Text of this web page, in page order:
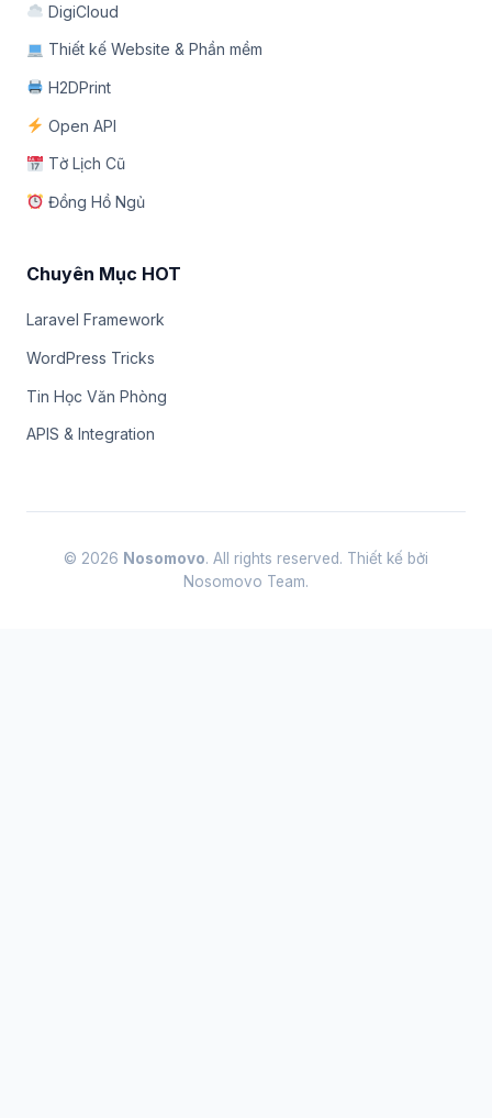
DigiCloud
Thiết kế Website & Phần mềm
H2DPrint
Open API
Tờ Lịch Cũ
Đồng Hồ Ngủ
Chuyên Mục HOT
Laravel Framework
WordPress Tricks
Tin Học Văn Phòng
APIS & Integration
© 2026 Nosomovo. All rights reserved. Thiết kế bởi
Nosomovo Team.